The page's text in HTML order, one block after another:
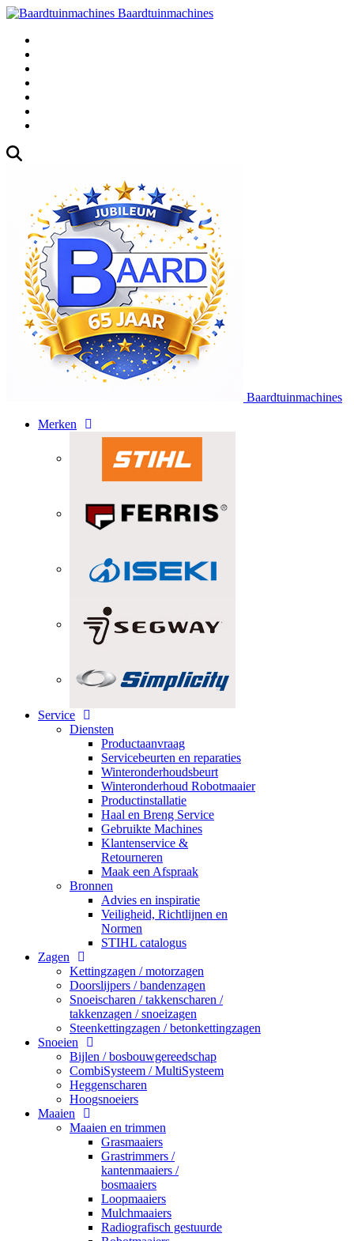
Baardtuinmachines
Baardtuinmachines
Merken
Service
Diensten
Productaanvraag
Servicebeurten en reparaties
Winteronderhoudsbeurt
Winteronderhoud Robotmaaier
Productinstallatie
Haal en Breng Service
Gebruikte Machines
Klantenservice &
Retourneren
Maak een Afspraak
Bronnen
Advies en inspiratie
Veiligheid, Richtlijnen en
Normen
STIHL catalogus
Zagen
Kettingzagen / motorzagen
Doorslijpers / bandenzagen
Snoeischaren / takkenscharen /
takkenzagen / snoeizagen
Steenkettingzagen / betonkettingzagen
Snoeien
Bijlen / bosbouwgereedschap
CombiSysteem / MultiSysteem
Heggenscharen
Hoogsnoeiers
Maaien
Maaien en trimmen
Grasmaaiers
Grastrimmers /
kantenmaaiers /
bosmaaiers
Loopmaaiers
Mulchmaaiers
Radiografisch gestuurde